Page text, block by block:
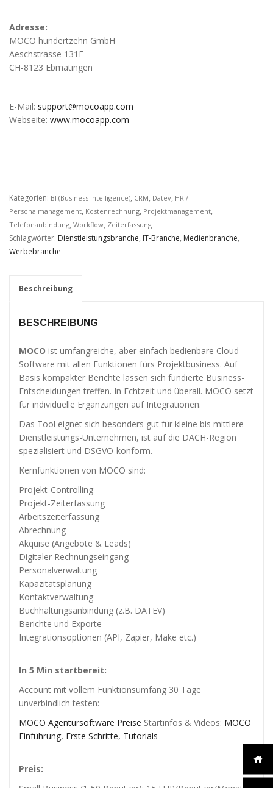
Adresse:
MOCO hundertzehn GmbH
Aeschstrasse 131F
CH-8123 Ebmatingen
E-Mail: support@mocoapp.com
Webseite: www.mocoapp.com
Kategorien: BI (Business Intelligence), CRM, Datev, HR /
Personalmanagement, Kostenrechnung, Projektmanagement,
Telefonanbindung, Workflow, Zeiterfassung
Schlagwörter: Dienstleistungsbranche, IT-Branche, Medienbranche,
Werbebranche
Beschreibung
BESCHREIBUNG
MOCO ist umfangreiche, aber einfach bedienbare Cloud
Software mit allen Funktionen fürs Projektbusiness. Auf
Basis kompakter Berichte lassen sich fundierte Business-
Entscheidungen treffen. In Echtzeit und überall. MOCO setzt
für individuelle Ergänzungen auf Integrationen.
Das Tool eignet sich besonders gut für kleine bis mittlere
Dienstleistungs-Unternehmen, ist auf die DACH-Region
spezialisiert und DSGVO-konform.
Kernfunktionen von MOCO sind:
Projekt-Controlling
Projekt-Zeiterfassung
Arbeitszeiterfassung
Abrechnung
Akquise (Angebote & Leads)
Digitaler Rechnungseingang
Personalverwaltung
Kapazitätsplanung
Kontaktverwaltung
Buchhaltungsanbindung (z.B. DATEV)
Berichte und Exporte
Integrationsoptionen (API, Zapier, Make etc.)
In 5 Min startbereit:
Account mit vollem Funktionsumfang 30 Tage
unverbindlich testen:
MOCO Agentursoftware Preise Startinfos & Videos: MOCO
Einführung, Erste Schritte, Tutorials
Preis:
Diese Cookies
helfen uns dabei
die Funktionalität
und die Struktur
der Website
Statistiken und
Analysen zu
erstellen, wobei
Kenntnisse über
Websitenutzung
zu erhalten, zur
Verbesserung
unseres Angebots
Probleme schnell
Erfahrungen
Diese
Cookies
werden
benötigt,
damit unsere
Website
während
Besuchs so
gut wie
funktioniert.
Wenn Sie
diese
Cookies
ablehnen,
werden
einige
Funktionen
auf der
Website
nicht mehr
verfügbar
Marketing
„Marketing Cookies“
ermöglichen es uns,
die Anzeige
personalisierter
Inhalte durch
Erfassen und
Nutzungsverhaltens.